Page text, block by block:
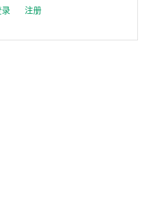
录 注册